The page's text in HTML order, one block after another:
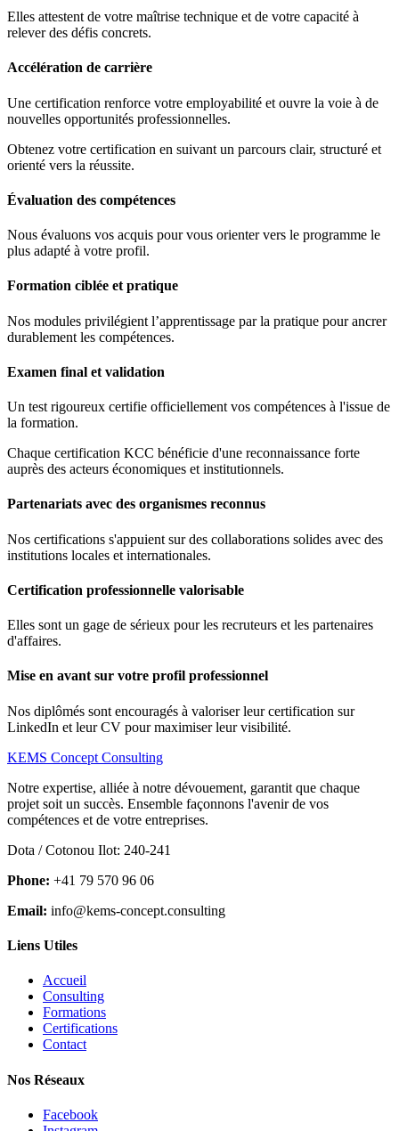
Elles attestent de votre maîtrise technique et de votre capacité à
relever des défis concrets.
Accélération de carrière
Une certification renforce votre employabilité et ouvre la voie à de
nouvelles opportunités professionnelles.
Obtenez votre certification en suivant un parcours clair, structuré et
orienté vers la réussite.
Évaluation des compétences
Nous évaluons vos acquis pour vous orienter vers le programme le
plus adapté à votre profil.
Formation ciblée et pratique
Nos modules privilégient l’apprentissage par la pratique pour ancrer
durablement les compétences.
Examen final et validation
Un test rigoureux certifie officiellement vos compétences à l'issue de
la formation.
Chaque certification KCC bénéficie d'une reconnaissance forte
auprès des acteurs économiques et institutionnels.
Partenariats avec des organismes reconnus
Nos certifications s'appuient sur des collaborations solides avec des
institutions locales et internationales.
Certification professionnelle valorisable
Elles sont un gage de sérieux pour les recruteurs et les partenaires
d'affaires.
Mise en avant sur votre profil professionnel
Nos diplômés sont encouragés à valoriser leur certification sur
LinkedIn et leur CV pour maximiser leur visibilité.
KEMS Concept Consulting
Notre expertise, alliée à notre dévouement, garantit que chaque
projet soit un succès. Ensemble façonnons l'avenir de vos
compétences et de votre entreprises.
Dota / Cotonou Ilot: 240-241
Phone: +41 79 570 96 06
Email: info@kems-concept.consulting
Liens Utiles
Accueil
Consulting
Formations
Certifications
Contact
Nos Réseaux
Facebook